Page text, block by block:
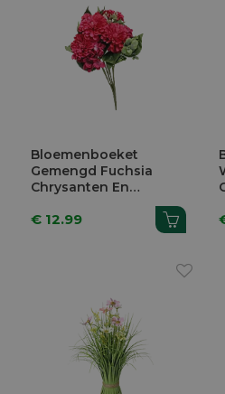
Bloemenboeket
Gemengd Fuchsia
Chrysanten En
€ 12.99